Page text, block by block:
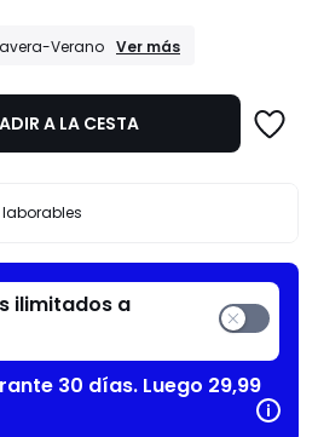
Verano REBAJAS
Ver más
A LA CESTA
ilimitados a
30 días. Luego 29,99